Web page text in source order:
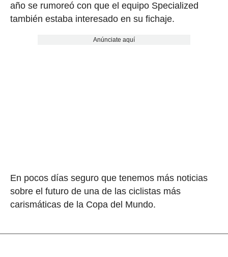
año se rumoreó con que el equipo Specialized
también estaba interesado en su fichaje.
Anúnciate aquí
En pocos días seguro que tenemos más noticias
sobre el futuro de una de las ciclistas más
carismáticas de la Copa del Mundo.